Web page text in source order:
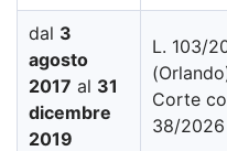
dal 3
agosto
2017 al 31
dicembre
2019
L. 103/
Corte
38/2026